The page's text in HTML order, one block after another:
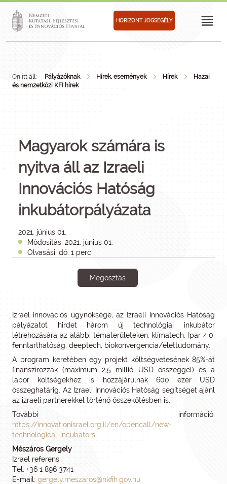
HORIZONT JOGSEGÉLY
Ön itt áll: Pályázóknak Hírek, események Hírek
Hazai
és nemzetközi KFI hírek
Magyarok számára is
nyitva áll az Izraeli
Innovációs Hatóság
inkubátorpályázata
2021. június 01.
Módosítás: 2021. június 01.
Olvasási idő: 1 perc
Megosztás
Izrael innovációs ügynöksége, az Izraeli Innovációs Hatóság
pályázatot hirdet három új technológiai inkubátor
létrehozására az alábbi tématerületeken: klímatech, Ipar 4.0,
fenntarthatóság, deeptech, biokonvergencia/élettudomány.
A program keretében egy projekt költségvetésének 85%-át
finanszírozzák (maximum 2,5 millió USD összeggel) és a
labor költségekhez is hozzájárulnak 600 ezer USD
összeghatárig. Az Izraeli Innovációs Hatóság segítséget ajánl
az izraeli partnerekkel történő összekötésben is.
További információ:
https://innovationisrael.org.il/en/opencall/new-
technological-incubators
Mészáros Gergely
Izrael referens
Tel: +36 1 896 3741
E-mail: gergely.meszaros@nkfih.gov.hu